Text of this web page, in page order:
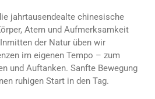
jahrtausendealte chinesische
Atem und Aufmerksamkeit
der Natur üben wir
im eigenen Tempo – zum
und Auftanken. Sanfte Bewegung
ruhigen Start in den Tag.